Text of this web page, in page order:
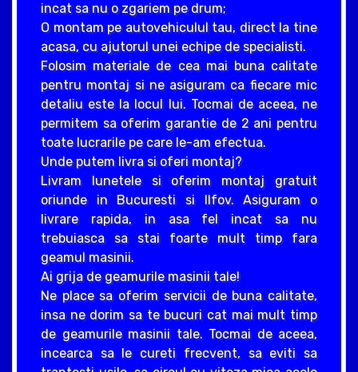
incat sa nu o zgariem pe drum;
O montam pe autovehiculul tau, direct la tine
acasa, cu ajutorul unei echipe de specialisti.
Folosim materiale de cea mai buna calitate
pentru montaj si ne asiguram ca fiecare mic
detaliu este la locul lui. Tocmai de aceea, ne
permitem sa oferim garantie de 2 ani pentru
toate lucrarile pe care le-am efectua.
Unde putem livra si oferi montaj?
Livram lunetele si oferim montaj gratuit
oriunde in Bucuresti si Ilfov. Asiguram o
livrare rapida, in asa fel incat sa nu
trebuiasca sa stai foarte mult timp fara
geamul masinii.
Ai grija de geamurile masinii tale!
Ne place sa oferim servicii de buna calitate,
insa ne dorim sa te bucuri cat mai mult timp
de geamurile masinii tale. Tocmai de aceea,
incearca sa le cureti frecvent, sa eviti sa